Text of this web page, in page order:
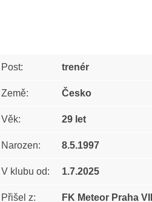
Post: trenér
Země: Česko
Věk: 29 let
Narozen: 8.5.1997
V klubu od: 1.7.2025
Přišel z: FK Meteor Praha VIII